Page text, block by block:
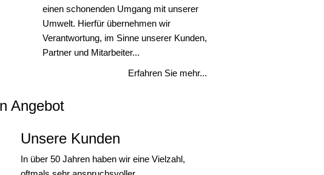
einen schonenden Umgang mit unserer
Umwelt. Hierfür übernehmen wir
Verantwortung, im Sinne unserer Kunden,
Partner und Mitarbeiter...
Erfahren Sie mehr...
Angebot
Unsere Kunden
In über 50 Jahren haben wir eine Vielzahl,